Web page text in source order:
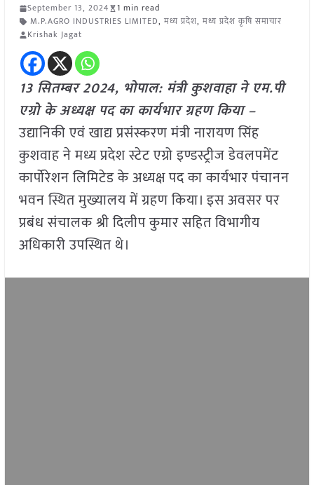
September 13, 2024
1 min read
M.P.AGRO INDUSTRIES LIMITED, मध्य प्रदेश, मध्य प्रदेश कृषि समाचार
Krishak Jagat
13 सितम्बर 2024, भोपाल: मंत्री कुशवाहा ने एम.पी
एग्रो के अध्यक्ष पद का कार्यभार ग्रहण किया –
उद्यानिकी एवं खाद्य प्रसंस्करण मंत्री नारायण सिंह
कुशवाह ने मध्य प्रदेश स्टेट एग्रो इण्डस्ट्रीज डेवलपमेंट
कार्पोरेशन लिमिटेड के अध्यक्ष पद का कार्यभार पंचानन
भवन स्थित मुख्यालय में ग्रहण किया। इस अवसर पर
प्रबंध संचालक श्री दिलीप कुमार सहित विभागीय
अधिकारी उपस्थित थे।